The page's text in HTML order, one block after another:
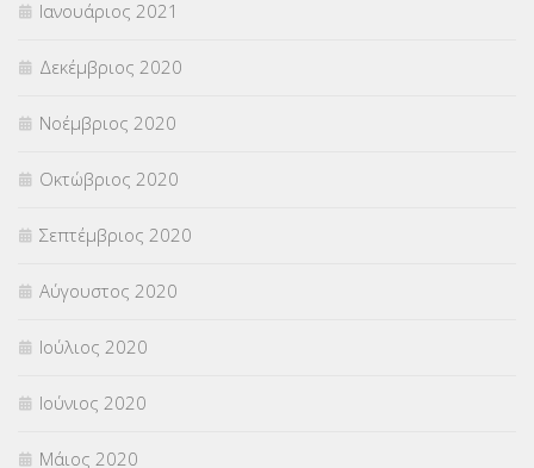
Ιανουάριος 2021
Δεκέμβριος 2020
Νοέμβριος 2020
Οκτώβριος 2020
Σεπτέμβριος 2020
Αύγουστος 2020
Ιούλιος 2020
Ιούνιος 2020
Μάιος 2020